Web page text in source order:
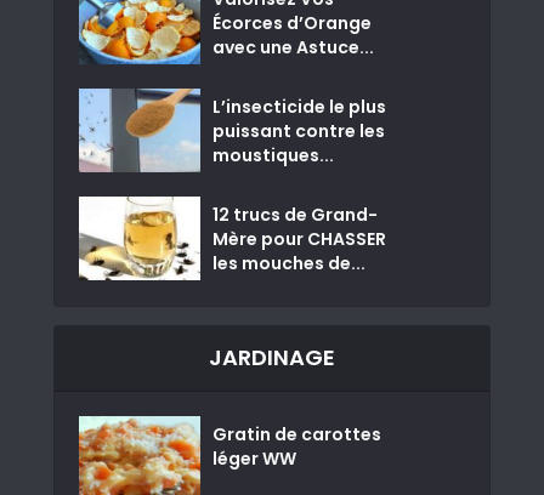
Écorces d’Orange
avec une Astuce...
L’insecticide le plus
puissant contre les
moustiques...
12 trucs de Grand-
Mère pour CHASSER
les mouches de...
JARDINAGE
Gratin de carottes
léger WW